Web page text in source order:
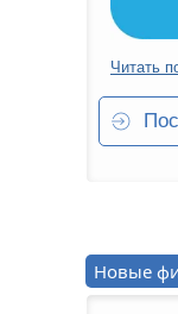
Читать
Новые